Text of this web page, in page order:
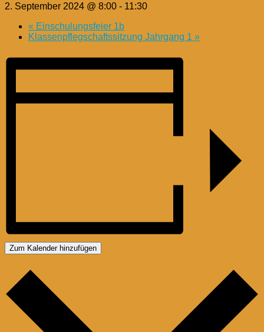
2. September 2024 @ 8:00 - 11:30
« Einschulungsfeier 1b
Klassenpflegschaftssitzung Jahrgang 1 »
Zum Kalender hinzufügen